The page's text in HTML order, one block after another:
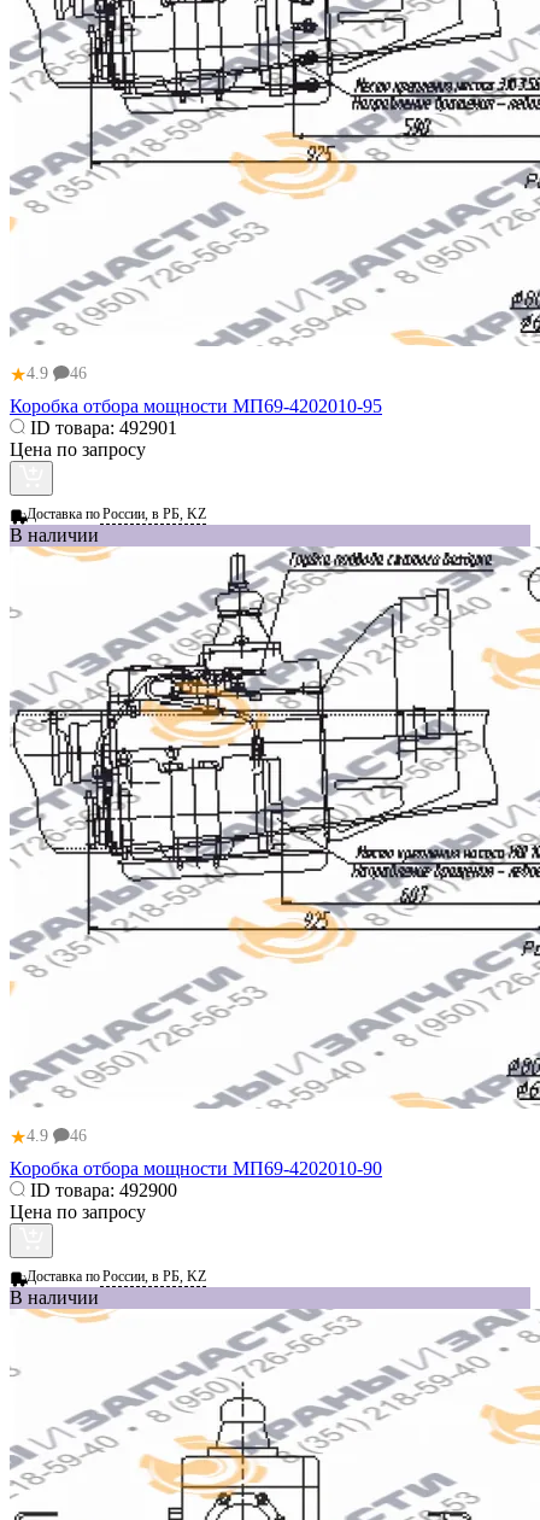
★4.9 46
Коробка отбора мощности МП69-4202010-95
ID товара: 492901
Цена по запросу
Доставка поРоссии, в РБ, KZ
В наличии
★4.9 46
Коробка отбора мощности МП69-4202010-90
ID товара: 492900
Цена по запросу
Доставка поРоссии, в РБ, KZ
В наличии